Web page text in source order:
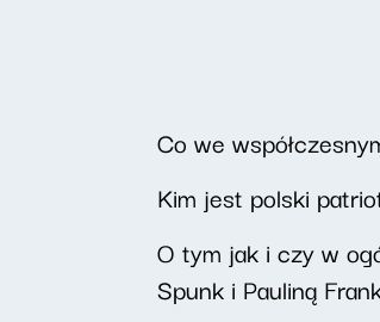
Co we
Kim jest polski
O tym jak i czy w
Spunk i Pauliną